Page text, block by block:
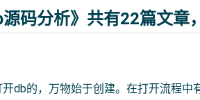
码分析》共有22篇文章
db的，万物始于创建。在打开流程中